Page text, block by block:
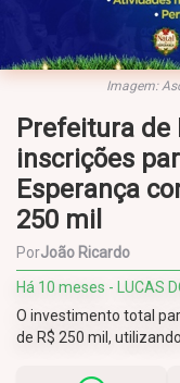
Imagem:
Prefeitura de
inscrições
Esperança
250 mil
PorJoão Ricardo
Há 10 meses - LUCAS
O investimento total
de R$ 250 mil,